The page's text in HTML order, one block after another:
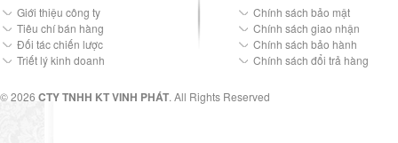
Giới thiệu công ty
Tiêu chí bán hàng
Đối tác chiến lược
Triết lý kinh doanh
Chính sách bảo mật
Chính sách giao nhận
Chính sách bảo hành
Chính sách đổi trả hàng
© 2026 CTY TNHH KT VINH PHÁT. All Rights Reserved